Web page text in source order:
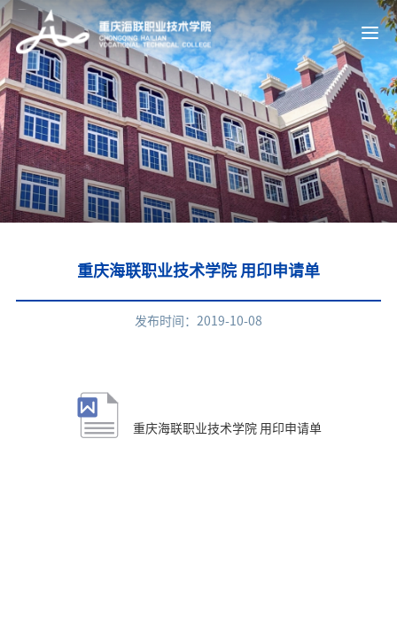
重庆海联职业技术学院 用印申请单
发布时间：2019-10-08
重庆海联职业技术学院 用印申请单